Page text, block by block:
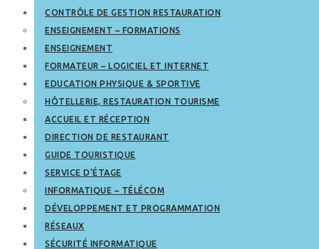
CONTRÔLE DE GESTION RESTAURATION
ENSEIGNEMENT – FORMATIONS
ENSEIGNEMENT
FORMATEUR – LOGICIEL ET INTERNET
EDUCATION PHYSIQUE & SPORTIVE
HÔTELLERIE, RESTAURATION TOURISME
ACCUEIL ET RÉCEPTION
DIRECTION DE RESTAURANT
GUIDE TOURISTIQUE
SERVICE D’ÉTAGE
INFORMATIQUE – TÉLÉCOM
DÉVELOPPEMENT ET PROGRAMMATION
RÉSEAUX
SÉCURITÉ INFORMATIQUE